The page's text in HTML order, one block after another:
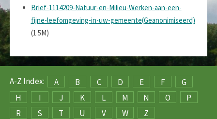
Brief-1114209-Natuur-en-Milieu-Werken-aan-een-
fijne-leefomgeving-in-uw-gemeente(Geanonimiseerd)
(1.5M)
A-Z Index: A B C D E F
G
H
I J K L M N O
P
R
S T U V W Z